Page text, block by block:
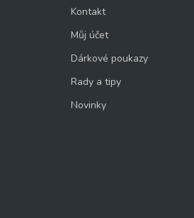
Kontakt
Můj účet
Dárkové poukazy
Rady a tipy
Novinky